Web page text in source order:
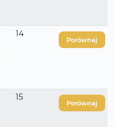
14
Porównaj
15
Porównaj